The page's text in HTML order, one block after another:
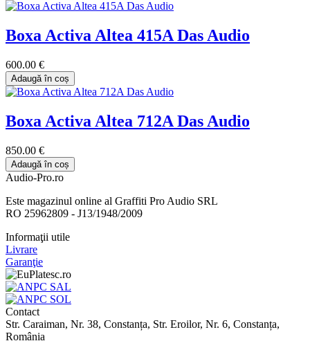
Boxa Activa Altea 415A Das Audio
600.00 €
Adaugă în coș
Boxa Activa Altea 712A Das Audio
850.00 €
Adaugă în coș
Audio-Pro.ro
Este magazinul online al Graffiti Pro Audio SRL
RO 25962809 - J13/1948/2009
Informaţii utile
Livrare
Garanţie
Contact
Str. Caraiman, Nr. 38, Constanța, Str. Eroilor, Nr. 6, Constanța,
România